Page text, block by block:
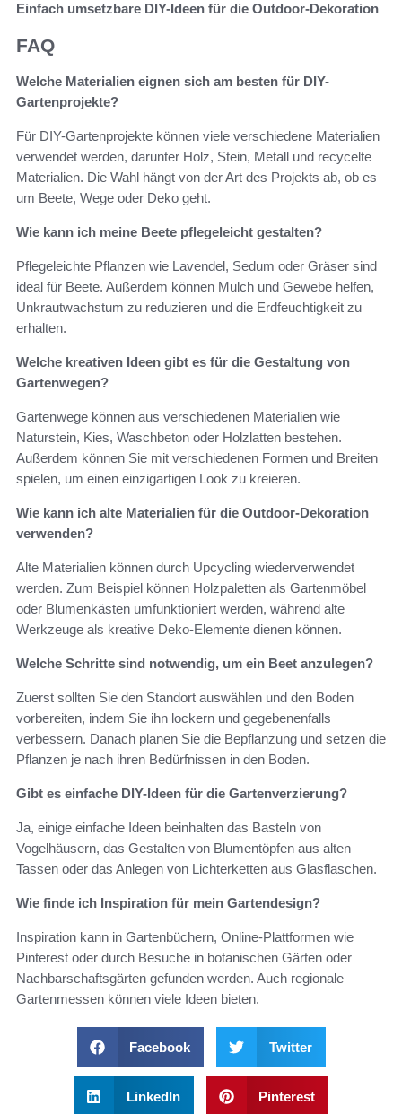
Einfach umsetzbare DIY-Ideen für die Outdoor-Dekoration
FAQ
Welche Materialien eignen sich am besten für DIY-
Gartenprojekte?
Für DIY-Gartenprojekte können viele verschiedene Materialien
verwendet werden, darunter Holz, Stein, Metall und recycelte
Materialien. Die Wahl hängt von der Art des Projekts ab, ob es
um Beete, Wege oder Deko geht.
Wie kann ich meine Beete pflegeleicht gestalten?
Pflegeleichte Pflanzen wie Lavendel, Sedum oder Gräser sind
ideal für Beete. Außerdem können Mulch und Gewebe helfen,
Unkrautwachstum zu reduzieren und die Erdfeuchtigkeit zu
erhalten.
Welche kreativen Ideen gibt es für die Gestaltung von
Gartenwegen?
Gartenwege können aus verschiedenen Materialien wie
Naturstein, Kies, Waschbeton oder Holzlatten bestehen.
Außerdem können Sie mit verschiedenen Formen und Breiten
spielen, um einen einzigartigen Look zu kreieren.
Wie kann ich alte Materialien für die Outdoor-Dekoration
verwenden?
Alte Materialien können durch Upcycling wiederverwendet
werden. Zum Beispiel können Holzpaletten als Gartenmöbel
oder Blumenkästen umfunktioniert werden, während alte
Werkzeuge als kreative Deko-Elemente dienen können.
Welche Schritte sind notwendig, um ein Beet anzulegen?
Zuerst sollten Sie den Standort auswählen und den Boden
vorbereiten, indem Sie ihn lockern und gegebenenfalls
verbessern. Danach planen Sie die Bepflanzung und setzen die
Pflanzen je nach ihren Bedürfnissen in den Boden.
Gibt es einfache DIY-Ideen für die Gartenverzierung?
Ja, einige einfache Ideen beinhalten das Basteln von
Vogelhäusern, das Gestalten von Blumentöpfen aus alten
Tassen oder das Anlegen von Lichterketten aus Glasflaschen.
Wie finde ich Inspiration für mein Gartendesign?
Inspiration kann in Gartenbüchern, Online-Plattformen wie
Pinterest oder durch Besuche in botanischen Gärten oder
Nachbarschaftsgärten gefunden werden. Auch regionale
Gartenmessen können viele Ideen bieten.
Facebook Twitter
LinkedIn Pinterest